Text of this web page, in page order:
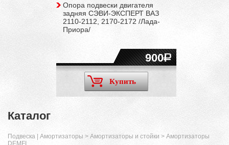
Опора подвески двигателя
задняя СЭВИ-ЭКСПЕРТ ВАЗ
2110-2112, 2170-2172 /Лада-
Приора/
900
Купить
Каталог
Подвеска | Амортизаторы > Амортизаторы и стойки > Амортизаторы
DEMFI